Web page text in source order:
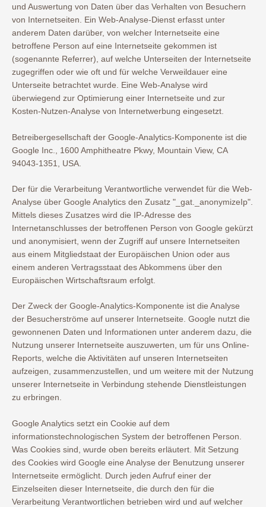
und Auswertung von Daten über das Verhalten von Besuchern
von Internetseiten. Ein Web-Analyse-Dienst erfasst unter
anderem Daten darüber, von welcher Internetseite eine
betroffene Person auf eine Internetseite gekommen ist
(sogenannte Referrer), auf welche Unterseiten der Internetseite
zugegriffen oder wie oft und für welche Verweildauer eine
Unterseite betrachtet wurde. Eine Web-Analyse wird
überwiegend zur Optimierung einer Internetseite und zur
Kosten-Nutzen-Analyse von Internetwerbung eingesetzt.
Betreibergesellschaft der Google-Analytics-Komponente ist die
Google Inc., 1600 Amphitheatre Pkwy, Mountain View, CA
94043-1351, USA.
Der für die Verarbeitung Verantwortliche verwendet für die Web-
Analyse über Google Analytics den Zusatz "_gat._anonymizeIp".
Mittels dieses Zusatzes wird die IP-Adresse des
Internetanschlusses der betroffenen Person von Google gekürzt
und anonymisiert, wenn der Zugriff auf unsere Internetseiten
aus einem Mitgliedstaat der Europäischen Union oder aus
einem anderen Vertragsstaat des Abkommens über den
Europäischen Wirtschaftsraum erfolgt.
Der Zweck der Google-Analytics-Komponente ist die Analyse
der Besucherströme auf unserer Internetseite. Google nutzt die
gewonnenen Daten und Informationen unter anderem dazu, die
Nutzung unserer Internetseite auszuwerten, um für uns Online-
Reports, welche die Aktivitäten auf unseren Internetseiten
aufzeigen, zusammenzustellen, und um weitere mit der Nutzung
unserer Internetseite in Verbindung stehende Dienstleistungen
zu erbringen.
Google Analytics setzt ein Cookie auf dem
informationstechnologischen System der betroffenen Person.
Was Cookies sind, wurde oben bereits erläutert. Mit Setzung
des Cookies wird Google eine Analyse der Benutzung unserer
Internetseite ermöglicht. Durch jeden Aufruf einer der
Einzelseiten dieser Internetseite, die durch den für die
Verarbeitung Verantwortlichen betrieben wird und auf welcher